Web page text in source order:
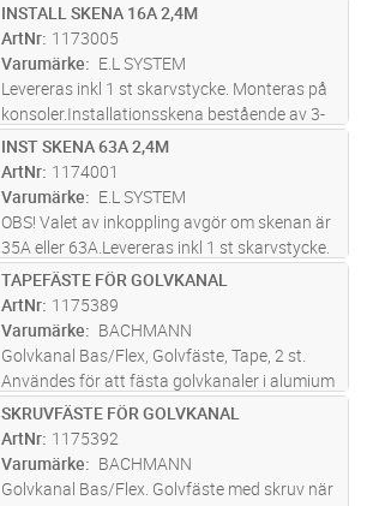
ST Lägg i kundvagn
INSTALL SKENA 16A 2,4M
ArtNr 1173005
Varumärke
E.L SYSTEM
Levereras inkl 1 st skarvstycke. Monteras på
konsoler.Installationsskena bestående av 3-
fas huvudgrupp 16 A 400 V med nolla och
skyddsjord samt 1-fasprioriterad grupp 16A
230V med nolla och skyddsjor
ST Lägg i kundvagn
INST SKENA 63A 2,4M
ArtNr 1174001
Varumärke
E.L SYSTEM
OBS! Valet av inkoppling avgör om skenan är
35A eller 63A.Levereras inkl 1 st skarvstycke.
Monteras på konsoler.Installationsskena
bestående av 3-fas huvudgrupp 63 A, 400 V
med nolla och skyddsjord s
ST Lägg i kundvagn
TAPEFÄSTE FÖR GOLVKANAL
ArtNr 1175389
Varumärke
BACHMANN
Golvkanal Bas/Flex, Golvfäste, Tape, 2 st.
Användes för att fästa golvkanaler i alumium
mot golv när det inte går att skruva i golvet
ST Lägg i kundvagn
SKRUVFÄSTE FÖR GOLVKANAL
ArtNr 1175392
Varumärke
BACHMANN
Golvkanal Bas/Flex. Golvfäste med skruv när